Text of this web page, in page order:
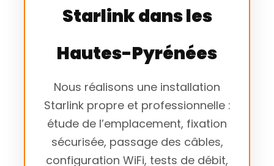
Starlink dans les
Hautes-Pyrénées
Nous réalisons une installation
Starlink propre et professionnelle :
étude de l’emplacement, fixation
sécurisée, passage des câbles,
configuration WiFi, tests de débit,